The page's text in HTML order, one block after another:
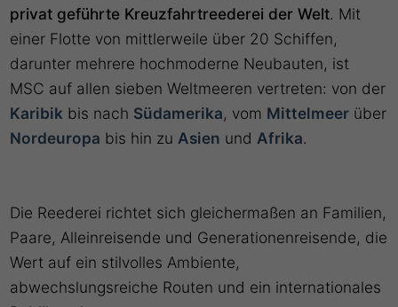
privat geführte Kreuzfahrtreederei der Welt. Mit
einer Flotte von mittlerweile über 20 Schiffen,
darunter mehrere hochmoderne Neubauten, ist
MSC auf allen sieben Weltmeeren vertreten: von der
Karibik bis nach Südamerika, vom Mittelmeer über
Nordeuropa bis hin zuAsien undAfrika.
Die Reederei richtet sich gleichermaßen an Familien,
Paare, Alleinreisende und Generationenreisende, die
Wert auf ein stilvolles Ambiente,
abwechslungsreiche Routen und ein internationales